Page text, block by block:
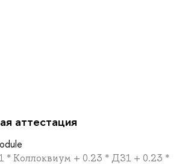
аттестация
* Коллоквиум + 0.23 * ДЗ1 + 0.23 *